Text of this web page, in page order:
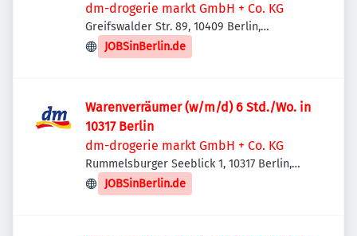
dm-drogerie markt GmbH + Co. KG
Greifswalder Str. 89, 10409 Berlin,
Deutschland
JOBSinBerlin.de
Warenverräumer (w/m/d) 6 Std./Wo. in
10317 Berlin
dm-drogerie markt GmbH + Co. KG
Rummelsburger Seeblick 1, 10317 Berlin,
Deutschland
JOBSinBerlin.de